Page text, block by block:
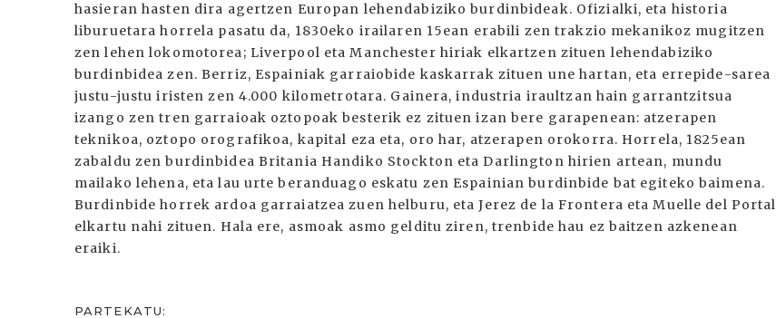
hasieran hasten dira agertzen Europan lehendabiziko burdinbideak. Ofizialki, eta historia
liburuetara horrela pasatu da, 1830eko irailaren 15ean erabili zen trakzio mekanikoz mugitzen
zen lehen lokomotorea; Liverpool eta Manchester hiriak elkartzen zituen lehendabiziko
burdinbidea zen. Berriz, Espainiak garraiobide kaskarrak zituen une hartan, eta errepide-sarea
justu-justu iristen zen 4.000 kilometrotara. Gainera, industria iraultzan hain garrantzitsua
izango zen tren garraioak oztopoak besterik ez zituen izan bere garapenean: atzerapen
teknikoa, oztopo orografikoa, kapital eza eta, oro har, atzerapen orokorra. Horrela, 1825ean
zabaldu zen burdinbidea Britania Handiko Stockton eta Darlington hirien artean, mundu
mailako lehena, eta lau urte beranduago eskatu zen Espainian burdinbide bat egiteko baimena.
Burdinbide horrek ardoa garraiatzea zuen helburu, eta Jerez de la Frontera eta Muelle del Portal
elkartu nahi zituen. Hala ere, asmoak asmo gelditu ziren, trenbide hau ez baitzen azkenean
eraiki.